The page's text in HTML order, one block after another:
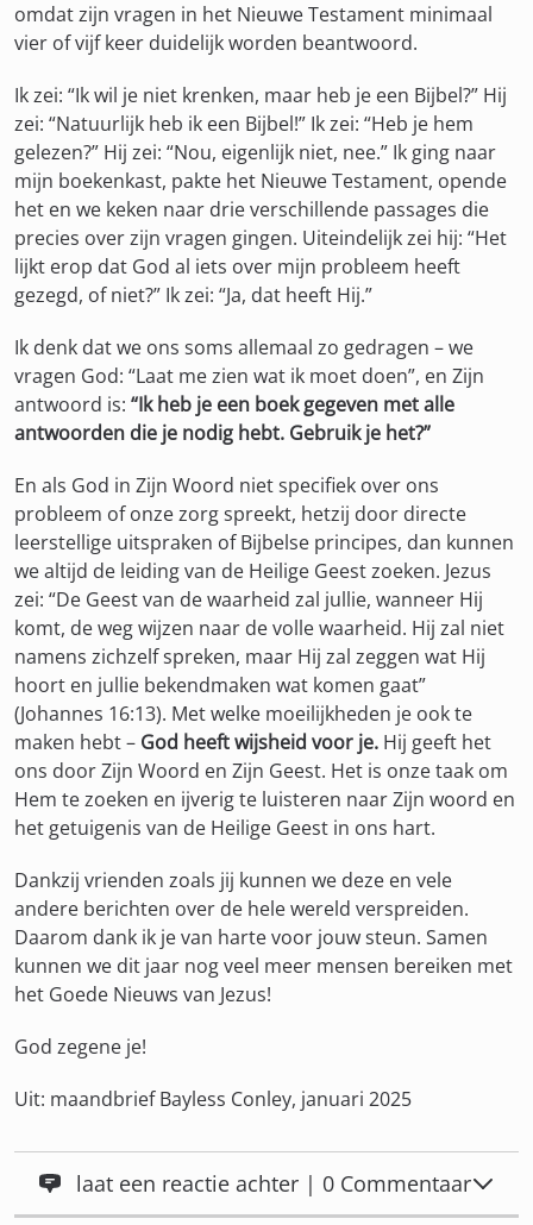
omdat zijn vragen in het Nieuwe Testament minimaal
vier of vijf keer duidelijk worden beantwoord.
Ik zei: “Ik wil je niet krenken, maar heb je een Bijbel?” Hij
zei: “Natuurlijk heb ik een Bijbel!” Ik zei: “Heb je hem
gelezen?” Hij zei: “Nou, eigenlijk niet, nee.” Ik ging naar
mijn boekenkast, pakte het Nieuwe Testament, opende
het en we keken naar drie verschillende passages die
precies over zijn vragen gingen. Uiteindelijk zei hij: “Het
lijkt erop dat God al iets over mijn probleem heeft
gezegd, of niet?” Ik zei: “Ja, dat heeft Hij.”
Ik denk dat we ons soms allemaal zo gedragen – we
vragen God: “Laat me zien wat ik moet doen”, en Zijn
antwoord is: “Ik heb je een boek gegeven met alle
antwoorden die je nodig hebt. Gebruik je het?”
En als God in Zijn Woord niet specifiek over ons
probleem of onze zorg spreekt, hetzij door directe
leerstellige uitspraken of Bijbelse principes, dan kunnen
we altijd de leiding van de Heilige Geest zoeken. Jezus
zei: “De Geest van de waarheid zal jullie, wanneer Hij
komt, de weg wijzen naar de volle waarheid. Hij zal niet
namens zichzelf spreken, maar Hij zal zeggen wat Hij
hoort en jullie bekendmaken wat komen gaat”
(Johannes 16:13). Met welke moeilijkheden je ook te
maken hebt – God heeft wijsheid voor je. Hij geeft het
ons door Zijn Woord en Zijn Geest. Het is onze taak om
Hem te zoeken en ijverig te luisteren naar Zijn woord en
het getuigenis van de Heilige Geest in ons hart.
Dankzij vrienden zoals jij kunnen we deze en vele
andere berichten over de hele wereld verspreiden.
Daarom dank ik je van harte voor jouw steun. Samen
kunnen we dit jaar nog veel meer mensen bereiken met
het Goede Nieuws van Jezus!
God zegene je!
Uit: maandbrief Bayless Conley, januari 2025
laat een reactie achter | 0 Commentaar